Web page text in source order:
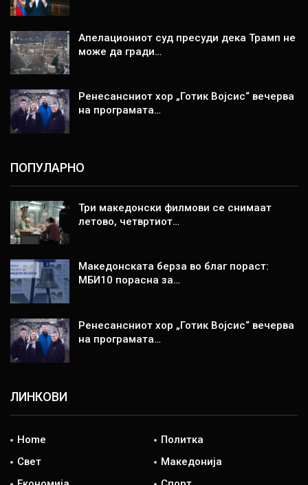
Апелациониот суд пресуди дека Трамп не
може да гради…
Ренесансниот хор „Готик Војсис“ вечерва
на програмата…
ПОПУЛАРНО
Три македонски филмови се снимаат
летово, четвртиот…
Македонската берза во благ пораст:
МБИ10 порасна за…
Ренесансниот хор „Готик Војсис“ вечерва
на програмата…
ЛИНКОВИ
Home
Политка
Свет
Македонија